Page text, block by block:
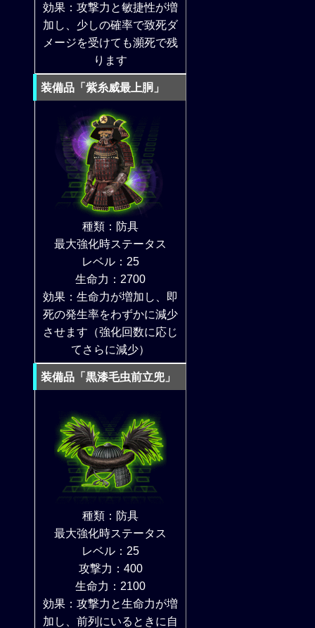
効果：攻撃力と敏捷性が増
加し、少しの確率で致死ダ
メージを受けても瀕死で残
ります
装備品「紫糸威最上胴」
種類：防具
最大強化時ステータス
レベル：25
生命力：2700
効果：生命力が増加し、即
死の発生率をわずかに減少
させます（強化回数に応じ
てさらに減少）
装備品「黒漆毛虫前立兜」
種類：防具
最大強化時ステータス
レベル：25
攻撃力：400
生命力：2100
効果：攻撃力と生命力が増
加し、前列にいるときに自